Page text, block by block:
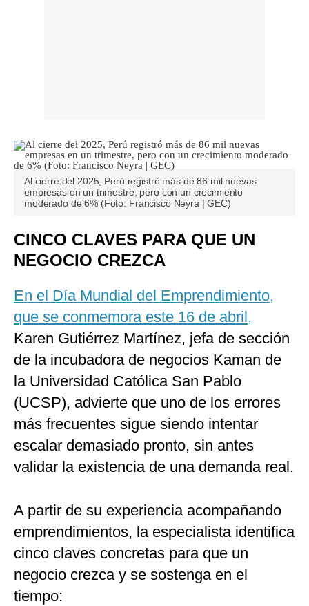
Al cierre del 2025, Perú registró más de 86 mil nuevas
empresas en un trimestre, pero con un crecimiento
moderado de 6% (Foto: Francisco Neyra | GEC)
CINCO CLAVES PARA QUE UN
NEGOCIO CREZCA
En el Día Mundial del Emprendimiento,
que se conmemora este 16 de abril,
Karen Gutiérrez Martínez, jefa de sección
de la incubadora de negocios Kaman de
la Universidad Católica San Pablo
(UCSP), advierte que uno de los errores
más frecuentes sigue siendo intentar
escalar demasiado pronto, sin antes
validar la existencia de una demanda real.
A partir de su experiencia acompañando
emprendimientos, la especialista identifica
cinco claves concretas para que un
negocio crezca y se sostenga en el
tiempo: